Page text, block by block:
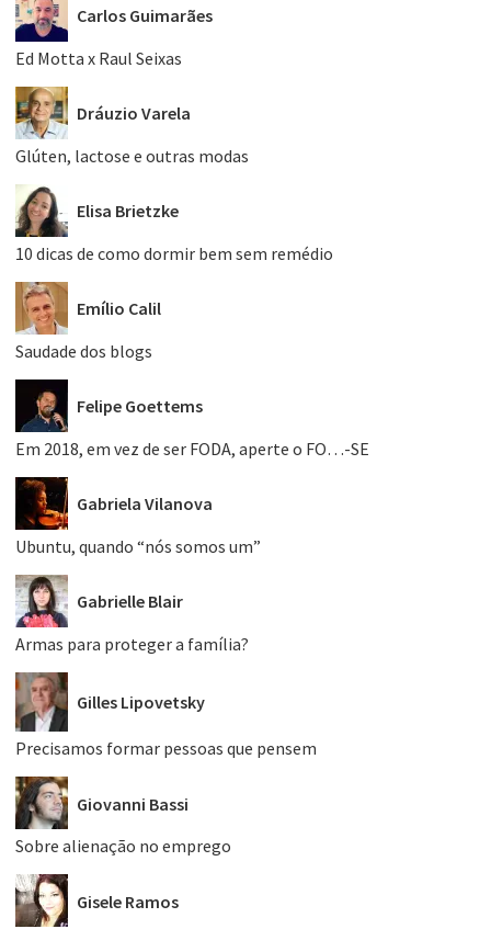
Carlos Guimarães
Ed Motta x Raul Seixas
Dráuzio Varela
Glúten, lactose e outras modas
Elisa Brietzke
10 dicas de como dormir bem sem remédio
Emílio Calil
Saudade dos blogs
Felipe Goettems
Em 2018, em vez de ser FODA, aperte o FO…-SE
Gabriela Vilanova
Ubuntu, quando “nós somos um”
Gabrielle Blair
Armas para proteger a família?
Gilles Lipovetsky
Precisamos formar pessoas que pensem
Giovanni Bassi
Sobre alienação no emprego
Gisele Ramos